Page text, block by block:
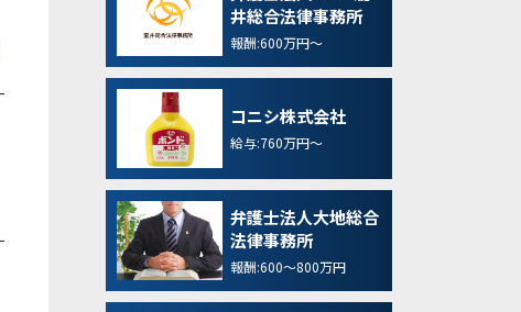
井総合法律事務所
報酬:600万円～
コニシ株式会社
給与:760万円～
弁護士法人大地総合
法律事務所
報酬:600～800万円